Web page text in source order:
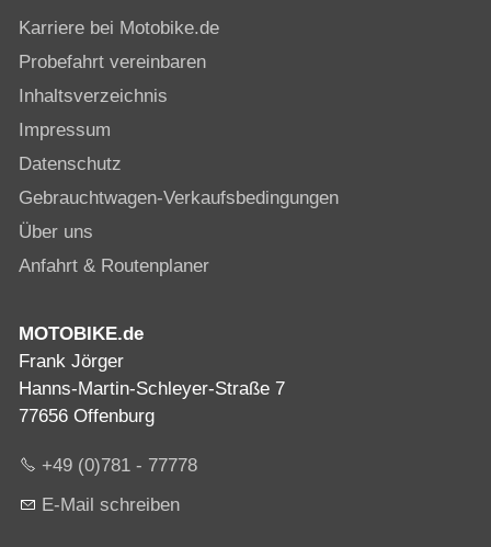
Karriere bei Motobike.de
Probefahrt vereinbaren
Inhaltsverzeichnis
Impressum
Datenschutz
Gebrauchtwagen-Verkaufsbedingungen
Über uns
Anfahrt & Routenplaner
MOTOBIKE.de
Frank Jörger
Hanns-Martin-Schleyer-Straße 7
77656 Offenburg
+49 (0)781 - 77778
E-Mail schreiben